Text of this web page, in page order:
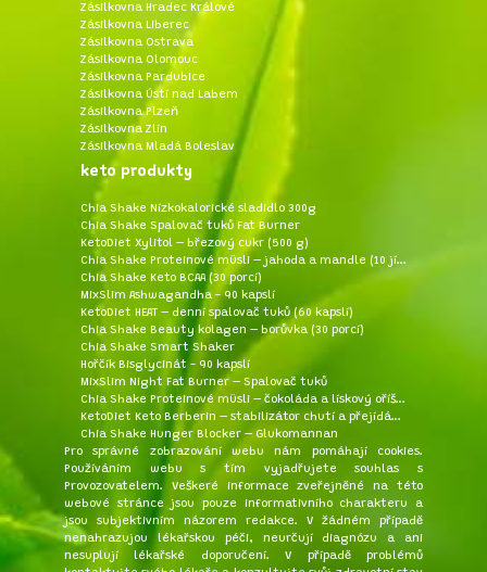
Zásilkovna Hradec Králové
Zásilkovna Liberec
Zásilkovna Ostrava
Zásilkovna Olomouc
Zásilkovna Pardubice
Zásilkovna Ústí nad Labem
Zásilkovna Plzeň
Zásilkovna Zlín
Zásilkovna Mladá Boleslav
keto produkty
Chia Shake Nízkokalorické sladidlo 300g
Chia Shake Spalovač tuků Fat Burner
KetoDiet Xylitol – březový cukr (500 g)
Chia Shake Proteinové müsli – jahoda a mandle (10 jídel)
Chia Shake Keto BCAA (30 porcí)
MixSlim Ashwagandha - 90 kapslí
KetoDiet HEAT – denní spalovač tuků (60 kapslí)
Chia Shake Beauty kolagen – borůvka (30 porcí)
Chia Shake Smart Shaker
Hořčík Bisglycinát - 90 kapslí
MixSlim Night Fat Burner – Spalovač tuků
Chia Shake Proteinové müsli – čokoláda a lískový oříšek (10 jídel)
KetoDiet Keto Berberin – stabilizátor chutí a přejídání (60 kapslí)
Chia Shake Hunger Blocker – Glukomannan
Pro správné zobrazování webu nám pomáhají cookies.
Používáním webu s tím vyjadřujete souhlas s
Provozovatelem. Veškeré informace zveřejněné na této
webové stránce jsou pouze informativního charakteru a
jsou subjektivním názorem redakce. V žádném případě
nenahrazujou lékařskou péči, neurčují diagnózu a ani
nesuplují lékařské doporučení. V případě problémů